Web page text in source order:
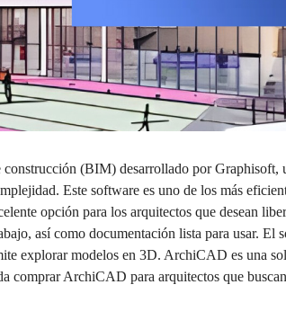
(BIM) desarrollado por Graphisoft,
Este software es uno de los más
opción para los arquitectos que desean
así como documentación lista para usar.
explorar modelos en 3D. ArchiCAD es una
comprar ArchiCAD para arquitectos que